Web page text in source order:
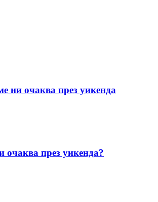
ни очаква през уикенда
очаква през уикенда?